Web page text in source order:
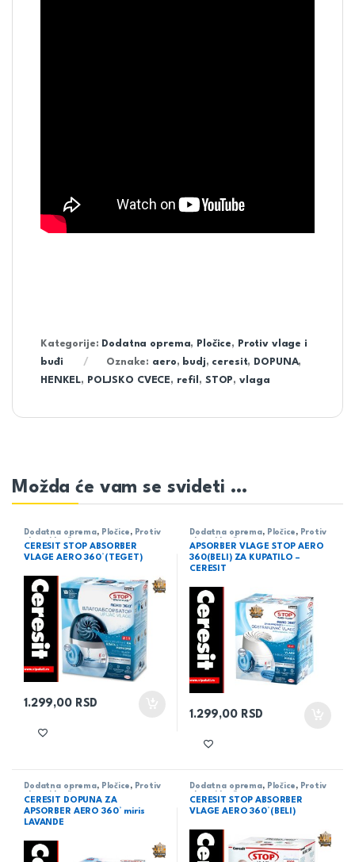
Kategorije: Dodatna oprema, Pločice,
Protiv vlage i
buđi
Oznake: aero, budj, ceresit, DOPUNA,
HENKEL, POLJSKO CVECE, refil , STOP,vlaga
Možda će vam se svideti …
Dodatna oprema, Pločice , Protiv
CERESIT STOP ABSORBER
VLAGE AERO 360°(TEGET)
1.299,00 RSD
Dodatna oprema, Pločice , Protiv
APSORBER VLAGE STOP AERO
360(BELI) ZA KUPATILO –
CERESIT
1.299,00 RSD
Dodatna oprema, Pločice , Protiv
CERESIT DOPUNA ZA
APSORBER AERO 360° miris
LAVANDE
Dodatna oprema, Pločice , Protiv
CERESIT STOP ABSORBER
VLAGE AERO 360°(BELI)